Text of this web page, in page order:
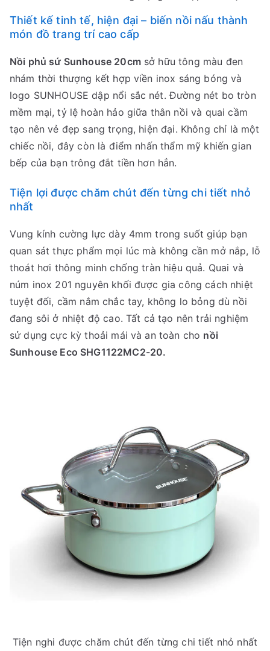
Thiết kế tinh tế, hiện đại – biến nồi nấu thành
món đồ trang trí cao cấp
Nồi phủ sứ Sunhouse 20cmsở hữu tông màu đen
nhám thời thượng kết hợp viền inox sáng bóng và
logo SUNHOUSE dập nổi sắc nét. Đường nét bo tròn
mềm mại, tỷ lệ hoàn hảo giữa thân nồi và quai cầm
tạo nên vẻ đẹp sang trọng, hiện đại. Không chỉ là một
chiếc nồi, đây còn là điểm nhấn thẩm mỹ khiến gian
bếp của bạn trông đắt tiền hơn hẳn.
Tiện lợi được chăm chút đến từng chi tiết nhỏ
nhất
Vung kính cường lực dày 4mm trong suốt giúp bạn
quan sát thực phẩm mọi lúc mà không cần mở nắp, lỗ
thoát hơi thông minh chống tràn hiệu quả. Quai và
núm inox 201 nguyên khối được gia công cách nhiệt
tuyệt đối, cầm nắm chắc tay, không lo bỏng dù nồi
đang sôi ở nhiệt độ cao. Tất cả tạo nên trải nghiệm
sử dụng cực kỳ thoải mái và an toàn cho nồi
Sunhouse Eco SHG1122MC2-20.
Tiện nghi được chăm chút đến từng chi tiết nhỏ nhất